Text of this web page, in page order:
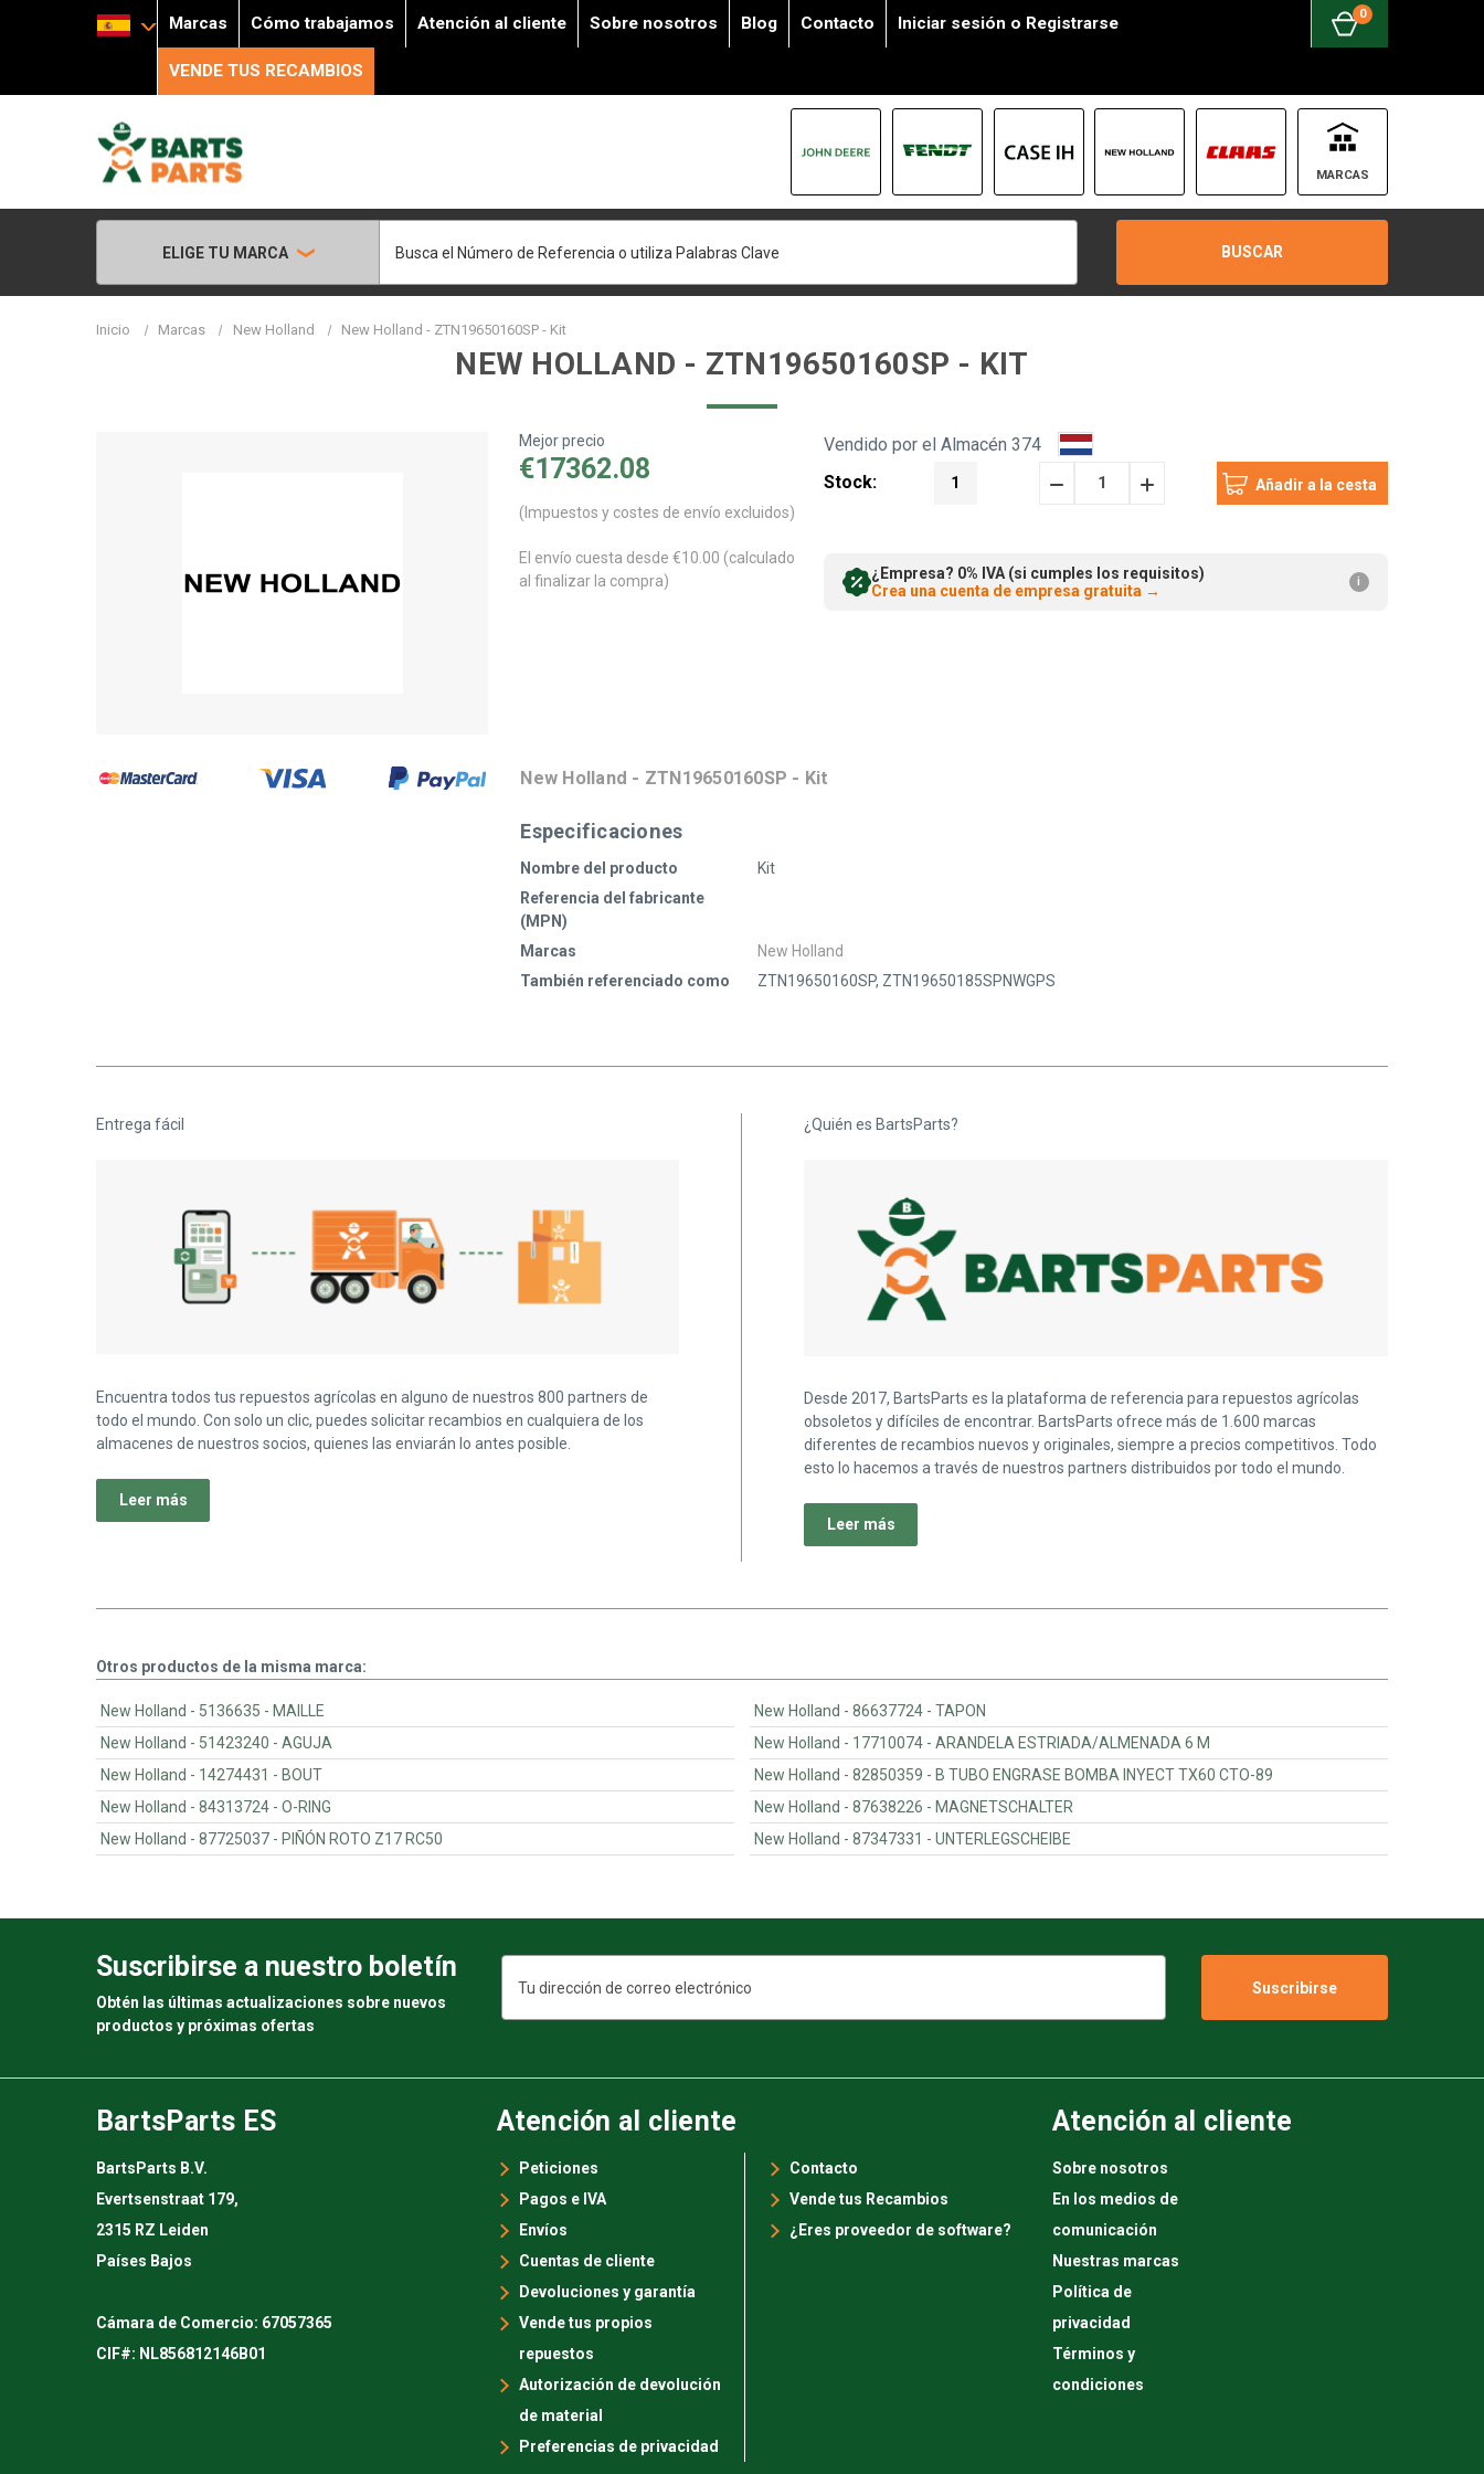
Marcas Cómo trabajamos Atención al cliente Sobre nosotros Blog Contacto Iniciar sesión o Registrarse
VENDE TUS RECAMBIOS
0
MARCAS
ELIGE TU MARCA
BUSCAR
Inicio Marcas New Holland New Holland - ZTN19650160SP - Kit
NEW HOLLAND - ZTN19650160SP - KIT
Mejor precio
€17362.08
(Impuestos y costes de envío excluidos)
El envío cuesta desde €10.00 (calculado
al finalizar la compra)
Vendido por el Almacén 374
Stock:
1 Disminuir Incrementar
¿Empresa? 0% IVA (si cumples los requisitos)
Crea una cuenta de empresa gratuita → i
New Holland - ZTN19650160SP - Kit
Especificaciones
Nombre del producto
Kit
Referencia del fabricante
(MPN)
Marcas
New Holland
También referenciado como
ZTN19650160SP, ZTN19650185SPNWGPS
Entrega fácil
Encuentra todos tus repuestos agrícolas en alguno de nuestros 800 partners de
todo el mundo. Con solo un clic, puedes solicitar recambios en cualquiera de los
almacenes de nuestros socios, quienes las enviarán lo antes posible.
Leer más
¿Quién es BartsParts?
Desde 2017, BartsParts es la plataforma de referencia para repuestos agrícolas
obsoletos y difíciles de encontrar. BartsParts ofrece más de 1.600 marcas
diferentes de recambios nuevos y originales, siempre a precios competitivos. Todo
esto lo hacemos a través de nuestros partners distribuidos por todo el mundo.
Leer más
Otros productos de la misma marca:
New Holland - 5136635 - MAILLE
New Holland - 51423240 - AGUJA
New Holland - 14274431 - BOUT
New Holland - 84313724 - O-RING
New Holland - 87725037 - PIÑÓN ROTO Z17 RC50
New Holland - 86637724 - TAPON
New Holland - 17710074 - ARANDELA ESTRIADA/ALMENADA 6 M
New Holland - 82850359 - B TUBO ENGRASE BOMBA INYECT TX60 CTO-89
New Holland - 87638226 - MAGNETSCHALTER
New Holland - 87347331 - UNTERLEGSCHEIBE
Suscribirse a nuestro boletín
Obtén las últimas actualizaciones sobre nuevos
productos y próximas ofertas
correo
Atención al cliente
Peticiones
Pagos e IVA
Envíos
Cuentas de cliente
Devoluciones y garantía
Vende tus propios
repuestos
Autorización de devolución
de material
Preferencias de privacidad
Contacto
Vende tus Recambios
¿Eres proveedor de software?
Atención al cliente
Sobre nosotros
En los medios de
comunicación
Nuestras marcas
Política de
privacidad
Términos y
condiciones
BartsParts ES
BartsParts B.V.
Evertsenstraat 179,
2315 RZ Leiden
Países Bajos
Cámara de Comercio: 67057365
CIF#: NL856812146B01